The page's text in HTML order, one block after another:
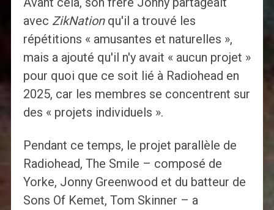
avec ZikNationqu'il a trouvé les
répétitions « amusantes et naturelles »,
mais a ajouté qu'il n'y avait « aucun projet »
pour quoi que ce soit lié à Radiohead en
2025, car les membres se concentrent sur
des « projets individuels ».
Pendant ce temps, le projet parallèle de
Radiohead, The Smile – composé de
Yorke, Jonny Greenwood et du batteur de
Sons Of Kemet, Tom Skinner – a